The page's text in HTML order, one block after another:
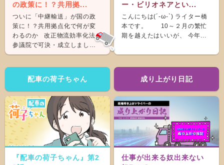
の政策に！？共用拠...
ついに「中継輸送」が国の政
策に！？共用拠点化で何が変
わるのか 改正物流効率化法が
参議院で可決・成立しまし
た。 &nb...
ー・ビリオネアとい...
こんにちは(´-ω-`) ライター橋
本です。 10～２月の繁忙
期を越えたはいいが、 今年...
配車の荷子ちゃん
『配車の荷子ちゃん』第2
成り上がり日記
仕事が出来る奴出来ない